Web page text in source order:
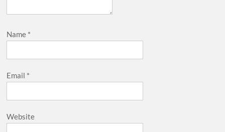
Name *
Email *
Website